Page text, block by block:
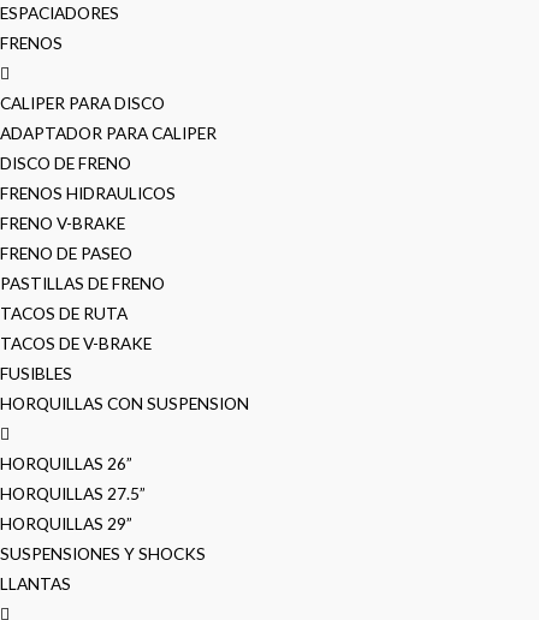
ESPACIADORES
FRENOS
CALIPER PARA DISCO
ADAPTADOR PARA CALIPER
DISCO DE FRENO
FRENOS HIDRAULICOS
FRENO V-BRAKE
FRENO DE PASEO
PASTILLAS DE FRENO
TACOS DE RUTA
TACOS DE V-BRAKE
FUSIBLES
HORQUILLAS CON SUSPENSION
HORQUILLAS 26”
HORQUILLAS 27.5”
HORQUILLAS 29”
SUSPENSIONES Y SHOCKS
LLANTAS